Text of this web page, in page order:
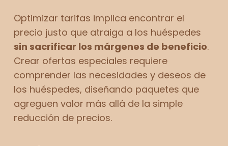
Optimizar tarifas implica encontrar el
precio justo que atraiga a los huéspedes
sin sacrificar los márgenes de beneficio.
Crear ofertas especiales requiere
comprender las necesidades y deseos de
los huéspedes, diseñando paquetes que
agreguen valor más allá de la simple
reducción de precios.